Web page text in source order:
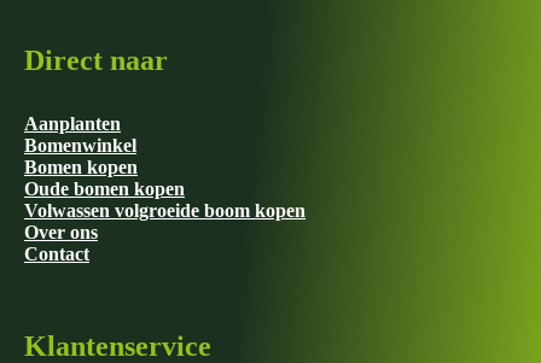
Direct naar
Aanplanten
Bomenwinkel
Bomen kopen
Oude bomen kopen
Volwassen volgroeide boom kopen
Over ons
Contact
Klantenservice